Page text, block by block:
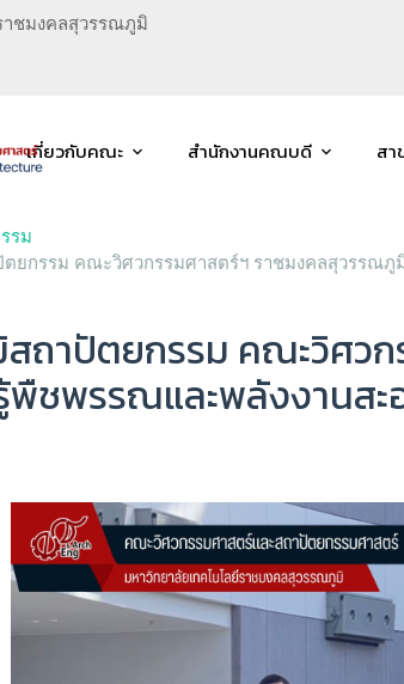
าชมงคลสุวรรณภูมิ
เกี่ยวกับคณะ สำนักงานคณบดี สา
รม
ยกรรม คณะวิศวกรรมศาสตร์ฯ ราชมงคลสุวรรณ
ถาปัตยกรรม คณะวิศว
พืชพรรณและพลังงานส